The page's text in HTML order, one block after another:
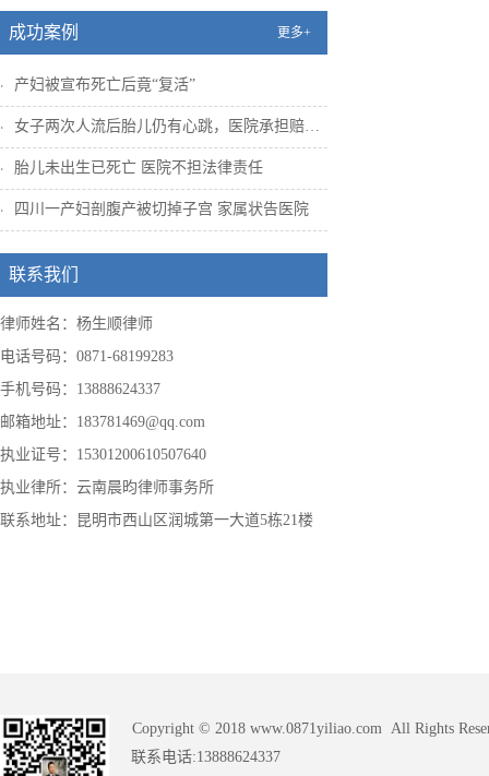
成功案例 更多+
产妇被宣布死亡后竟“复活”
女子两次人流后胎儿仍有心跳，医院承担赔偿...
胎儿未出生已死亡 医院不担法律责任
四川一产妇剖腹产被切掉子宫 家属状告医院
联系我们
律师姓名：杨生顺律师
电话号码：0871-68199283
手机号码：13888624337
邮箱地址：183781469@qq.com
执业证号：15301200610507640
执业律所：云南晨昀律师事务所
联系地址：昆明市西山区润城第一大道5栋21楼
Copyright © 2018 www.0871yiliao.com All Rights
联系电话:13888624337